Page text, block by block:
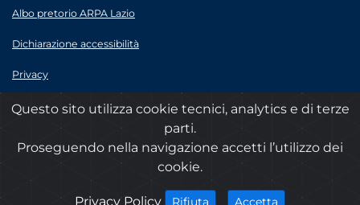
Albo pretorio ARPA Lazio
Dichiarazione accessibilità
Privacy
Note legali
© 2020 ARPA Lazio - P.Iva 00915900575
Questo sito utilizza cookie tecnici, analytics e di terze
parti.
Proseguendo nella navigazione accetti l’utilizzo dei
cookie.
Privacy Policycookies
Rifiuta i cookiesAccetta